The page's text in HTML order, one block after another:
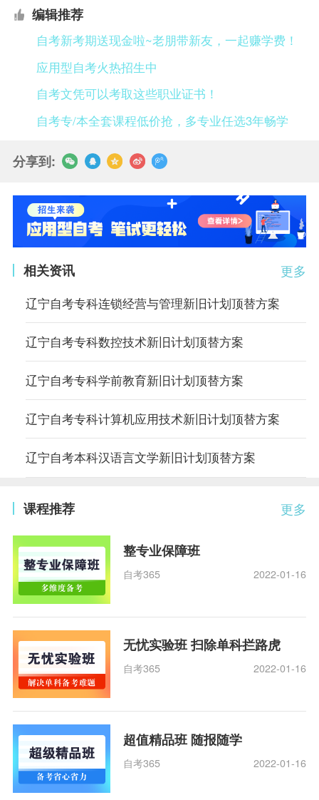
编辑推荐
自考新考期送现金啦~老朋带新友，一起赚学费！
应用型自考火热招生中
自考文凭可以考取这些职业证书！
自考专/本全套课程低价抢，多专业任选3年畅学
分享到:
更多
相关资讯
辽宁自考专科连锁经营与管理新旧计划顶替方案
辽宁自考专科数控技术新旧计划顶替方案
辽宁自考专科学前教育新旧计划顶替方案
辽宁自考专科计算机应用技术新旧计划顶替方案
辽宁自考本科汉语言文学新旧计划顶替方案
更多
课程推荐
整专业保障班
自考365 2022-01-16
无忧实验班 扫除单科拦路虎
自考365 2022-01-16
超值精品班 随报随学
自考365 2022-01-16